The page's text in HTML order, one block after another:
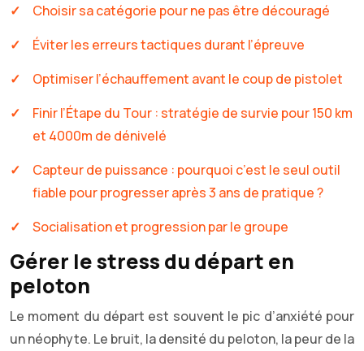
Choisir sa catégorie pour ne pas être découragé
Éviter les erreurs tactiques durant l’épreuve
Optimiser l’échauffement avant le coup de pistolet
Finir l’Étape du Tour : stratégie de survie pour 150 km
et 4000m de dénivelé
Capteur de puissance : pourquoi c’est le seul outil
fiable pour progresser après 3 ans de pratique ?
Socialisation et progression par le groupe
Gérer le stress du départ en
peloton
Le moment du départ est souvent le pic d’anxiété pour
un néophyte. Le bruit, la densité du peloton, la peur de la